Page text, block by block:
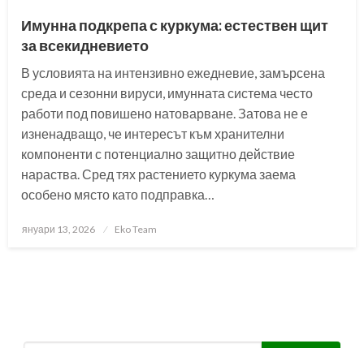
Имунна подкрепа с куркума: естествен щит
за всекидневието
В условията на интензивно ежедневие, замърсена
среда и сезонни вируси, имунната система често
работи под повишено натоварване. Затова не е
изненадващо, че интересът към хранителни
компоненти с потенциално защитно действие
нараства. Сред тях растението куркума заема
особено място като подправка…
Posted
януари 13, 2026 Eko Team